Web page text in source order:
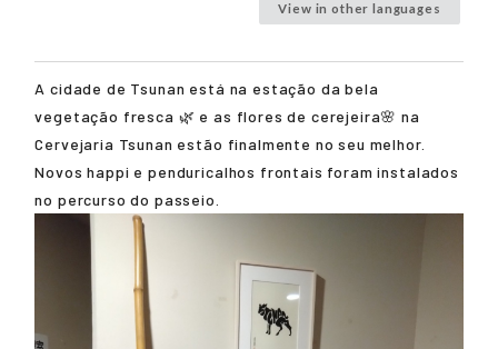
View in other languages
A cidade de Tsunan está na estação da bela
vegetação fresca 🌿 e as flores de cerejeira🌸 na
Cervejaria Tsunan estão finalmente no seu melhor.
Novos happi e penduricalhos frontais foram instalados
no percurso do passeio.